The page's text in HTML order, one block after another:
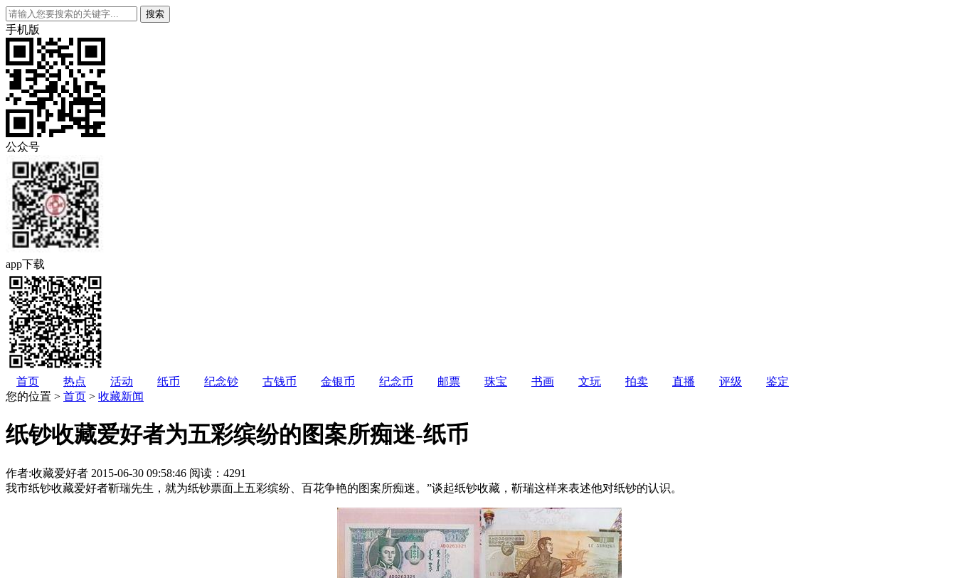
手机版
公众号
app下载
首页 热点 活动 纸币 纪念钞 古钱币 金银币 纪念币 邮票 珠宝 书画 文玩 拍卖 直播 评级
鉴定
您的位置 > 首页 > 收藏新闻
纸钞收藏爱好者为五彩缤纷的图案所痴迷-纸币
作者:收藏爱好者 2015-06-30 09:58:46 阅读：4291
我市纸钞收藏爱好者靳瑞先生，就为纸钞票面上五彩缤纷、百花争艳的图案所痴迷。”谈起纸钞收藏，靳瑞这样来表述他对纸钞的认识。